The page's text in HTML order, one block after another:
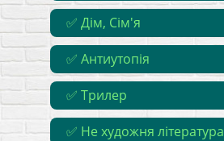
✅ Дім, Сім'я
✅ Антиутопія
✅ Трилер
✅ Не художня література